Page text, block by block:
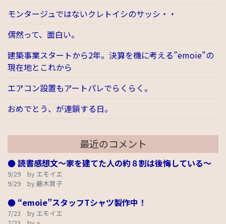
モンタージュではないクレトイシのサッシ・・
偶然って、面白い。
建築事業スタートから2年。決算を機に考える”emoie”の
現在地とこれから
エアコン設置もアートパレでらくらく。
おめでとう、が連鎖する日。
最近のコメント
● 読書感想文～家を建てた人の約８割は後悔している～
9/29 by エモイエ
9/29 by 藤木賀子
● “emoie”スタッフTシャツ製作中！
7/23 by エモイエ